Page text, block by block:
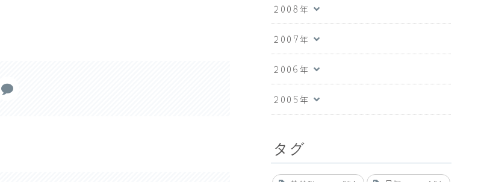
2008年
2007年
2006年
2005年
タグ